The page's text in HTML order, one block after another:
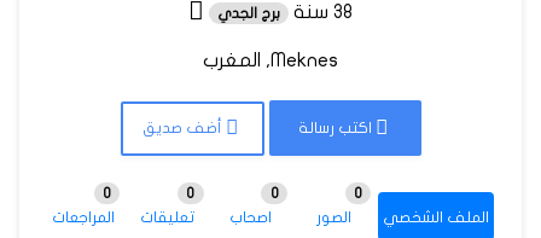
38 سنة برج الجدي
Meknes, المغرب
اكتب رسالة أضف صديق
الملف الشخصي الصور
0
اصحاب
0
تعليقات
0
المراجعات
0